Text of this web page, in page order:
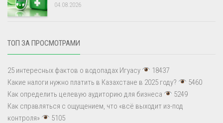
04.08.2026
ТОП ЗА ПРОСМОТРАМИ
25 интересных фактов о водопадах Игуасу
18437
Какие налоги нужно платить в Казахстане в 2025 году?
5460
Как определить целевую аудиторию для бизнеса
5249
Как справляться с ощущением, что «всё выходит из-под
контроля»
5105